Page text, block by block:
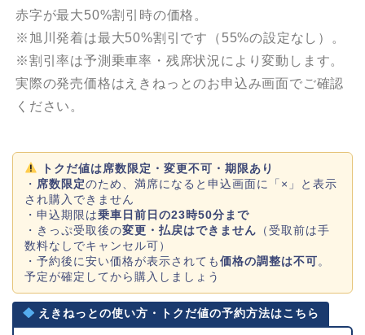
赤字が最大50%割引時の価格。
※旭川発着は最大50%割引です（55%の設定なし）。
※割引率は予測乗車率・残席状況により変動します。
実際の発売価格はえきねっとのお申込み画面でご確認
ください。
トクだ値は席数限定・変更不可・期限あり
・ 席数限定のため、満席になると申込画面に「×」と表示
され購入できません
・申込期限は乗車日前日の23時50分まで
・きっぷ受取後の変更・払戻はできません （受取前は手
数料なしでキャンセル可）
・予約後に安い価格が表示されても価格の調整は不可。
予定が確定してから購入しましょう
えきねっとの使い方・トクだ値の予約方法はこちら